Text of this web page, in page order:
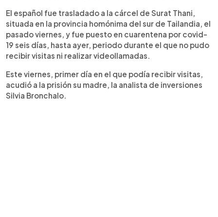
El español fue trasladado a la cárcel de Surat Thani,
situada en la provincia homónima del sur de Tailandia, el
pasado viernes, y fue puesto en cuarentena por covid-
19 seis días, hasta ayer, periodo durante el que no pudo
recibir visitas ni realizar videollamadas.
Este viernes, primer día en el que podía recibir visitas,
acudió a la prisión su madre, la analista de inversiones
Silvia Bronchalo.